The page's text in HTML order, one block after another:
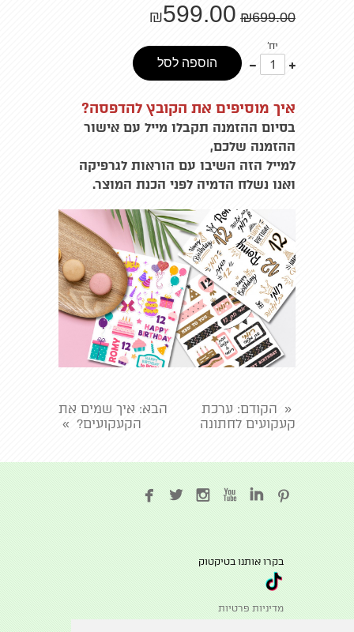
₪699.00
₪599.00
יח'
עוד
אחד
פחות
אחד
הוספה לסל
איך מוסיפים את הקובץ להדפסה?
בסיום ההזמנה תקבלו מייל עם אישור
ההזמנה שלכם,
למייל הזה השיבו עם הוראות לגרפיקה
ואנו נשלח הדמיה לפני הכנת המוצר.
« הקודם: ערכת
קעקועים לחתונה
הבא: איך שמים את
הקעקועים? »
     
בקרו אותנו בטיקטוק
מדיניות פרטיות